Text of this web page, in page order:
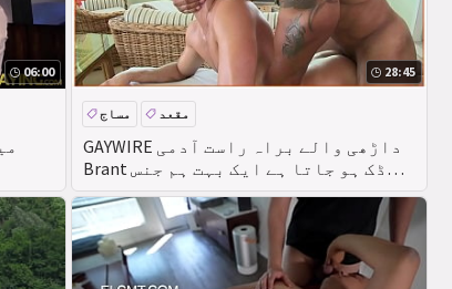
06:00 28:45
GAYWIRE داڑھی والے براہ راست آدمی
Brant ڈک ہو جاتا ہے ایک بہت ہم جنس
پرستوں مساج
مساج مقعد